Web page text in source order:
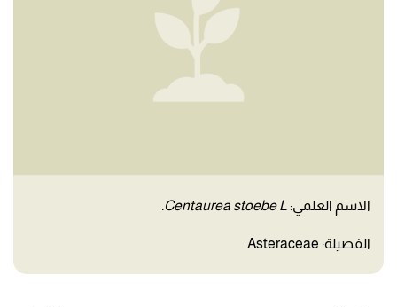
الاسم العلمي: Centaurea stoebe L.
الفصيلة: Asteraceae